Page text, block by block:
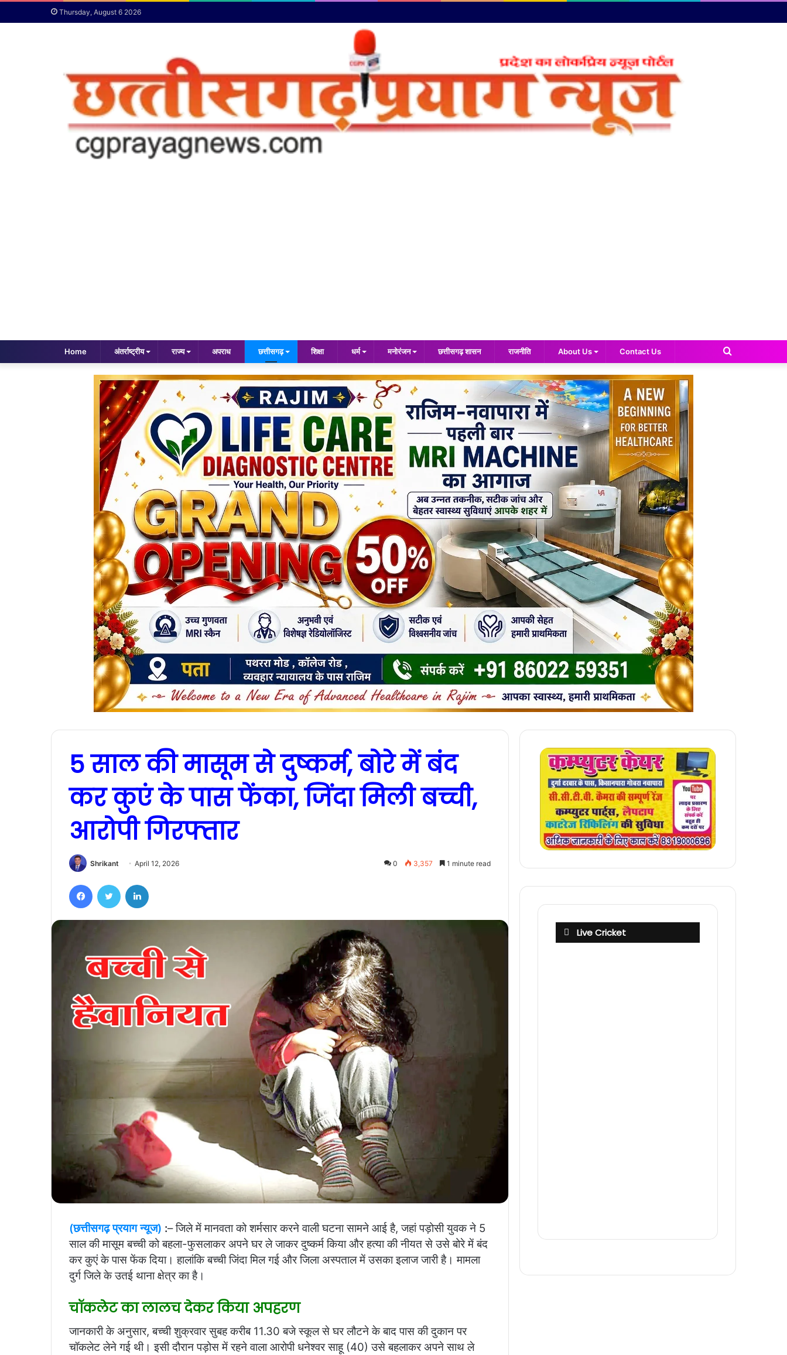
Thursday, August 6 2026
Home अंतर्राष्ट्रीय राज्य अपराध छत्तीसगढ़ शिक्षा धर्म मनोरंजन छत्तीसगढ़ शासन राजनीति About Us Contact Us
Search
5 साल की मासूम से दुष्कर्म, बोरे में बंद
कर कुएं के पास फेंका, जिंदा मिली बच्ची,
आरोपी गिरफ्तार
Shrikant April 12, 2026 0 3,357 1 minute read
(छत्तीसगढ़ प्रयाग न्यूज) :– जिले में मानवता को शर्मसार करने वाली घटना सामने आई है, जहां पड़ोसी युवक ने 5
साल की मासूम बच्ची को बहला-फुसलाकर अपने घर ले जाकर दुष्कर्म किया और हत्या की नीयत से उसे बोरे में बंद
कर कुएं के पास फेंक दिया। हालांकि बच्ची जिंदा मिल गई और जिला अस्पताल में उसका इलाज जारी है। मामला
दुर्ग जिले के उतई थाना क्षेत्र का है।
चॉकलेट का लालच देकर किया अपहरण
जानकारी के अनुसार, बच्ची शुक्रवार सुबह करीब 11.30 बजे स्कूल से घर लौटने के बाद पास की दुकान पर
चॉकलेट लेने गई थी। इसी दौरान पड़ोस में रहने वाला आरोपी धनेश्वर साहू (40) उसे बहलाकर अपने साथ ले
Live Cricket